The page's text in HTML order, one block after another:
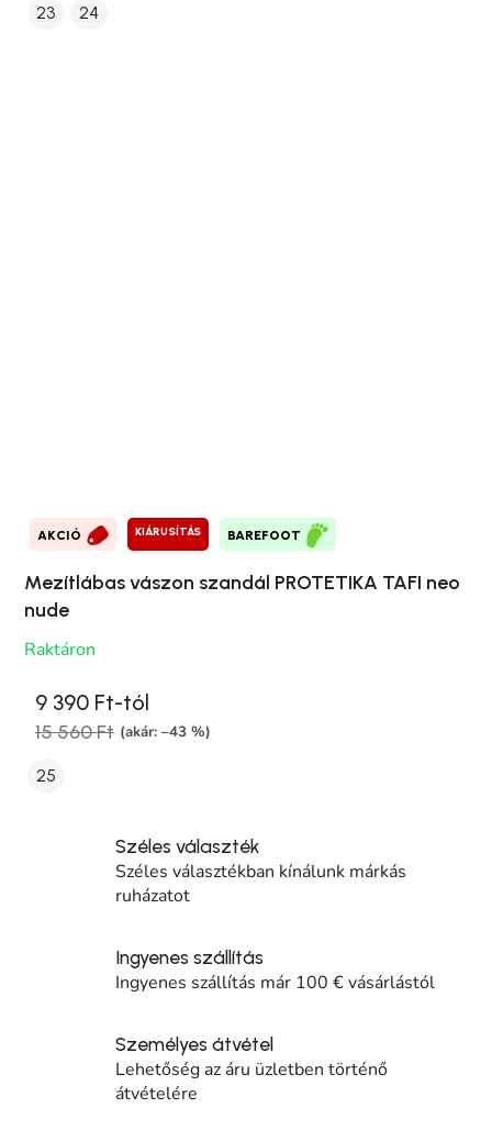
23 24
AKCIÓ KIÁRUSÍTÁS BAREFOOT
Mezítlábas vászon szandál PROTETIKA TAFI neo
nude
Raktáron
9 390 Ft-tól
15 560 Ft (akár: –43 %)
25
Széles választék
Széles választékban kínálunk márkás
ruházatot
Ingyenes szállítás
Ingyenes szállítás már 100 € vásárlástól
Személyes átvétel
Lehetőség az áru üzletben történő
átvételére